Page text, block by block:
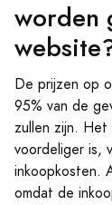
worden
De prijzen op
95% van de
zullen zijn. Het
voordeliger is,
inkoopkosten.
omdat de